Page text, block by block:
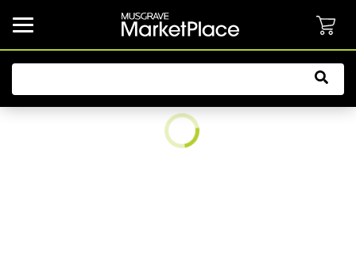
common.button.navbarCollapsed.text